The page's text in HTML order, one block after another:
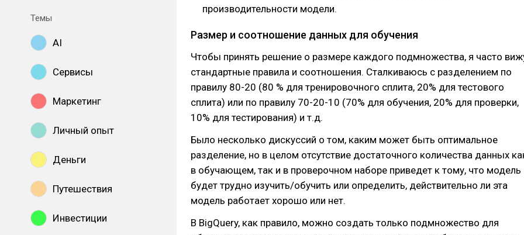
Темы
AI
Сервисы
Маркетинг
Личный опыт
Деньги
Путешествия
Инвестиции
производительности модели.
Размер и соотношение данных для обучения
Чтобы принять решение о размере каждого подмножества, я часто
стандартные правила и соотношения. Сталкиваюсь с разделением по
правилу 80-20 (80 % для тренировочного сплита, 20% для тестового
сплита) или по правилу 70-20-10 (70% для обучения, 20% для проверки,
10% для тестирования) и т.д.
Было несколько дискуссий о том, каким может быть оптимальное
разделение, но в целом отсутствие достаточного количества данных
в обучающем, так и в проверочном наборе приведет к тому, что модель
будет трудно изучить/обучить или определить, действительно ли эта
модель работает хорошо или нет.
В BigQuery, как правило, можно создать только подмножество для